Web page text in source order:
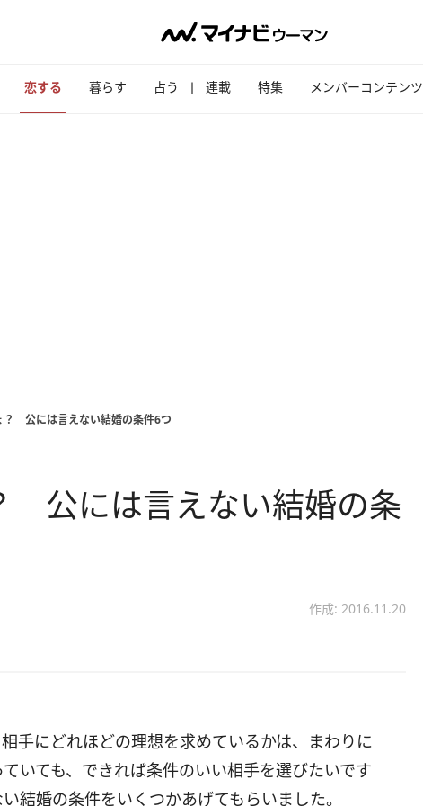
恋する 暮らす 占う 連載 特集 メンバーコンテンツ
？ 公には言えない結婚の条件6つ
公には言えない結婚の条
作成: 2016.11.20
手にどれほどの理想を求めているかは、まわりに
いても、できれば条件のいい相手を選びたいです
結婚の条件をいくつかあげてもらいました。